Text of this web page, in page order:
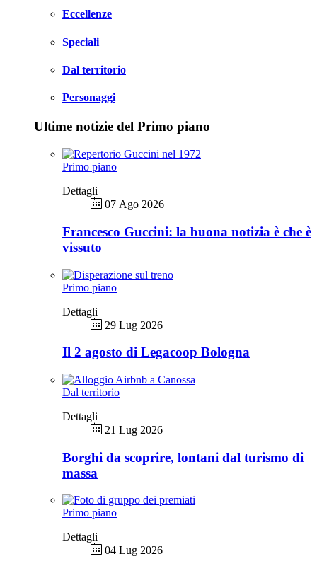
Eccellenze
Speciali
Dal territorio
Personaggi
Ultime notizie del Primo piano
Primo piano
Dettagli
07 Ago 2026
Francesco Guccini: la buona notizia è che è
vissuto
Primo piano
Dettagli
29 Lug 2026
Il 2 agosto di Legacoop Bologna
Dal territorio
Dettagli
21 Lug 2026
Borghi da scoprire, lontani dal turismo di
massa
Primo piano
Dettagli
04 Lug 2026